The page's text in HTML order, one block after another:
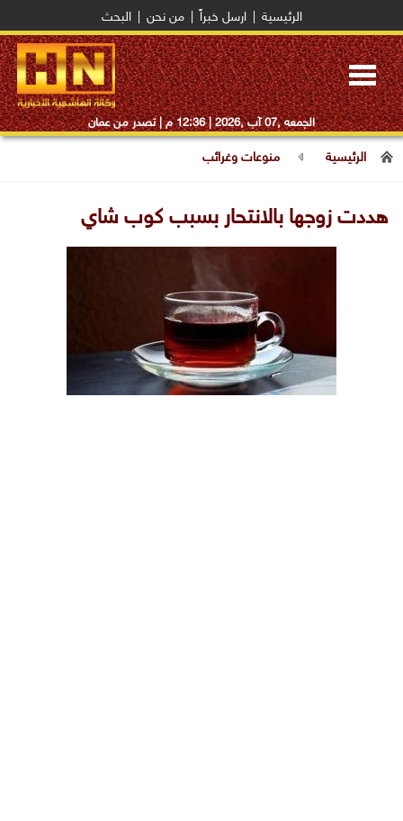
الرئيسية ارسل خبراً من نحن البحث
Toggle
navigation
الجمعه ,07 آب ,2026 | 12:36 م | تصدر من عمان
الرئيسية منوعات وغرائب
هددت زوجها بالانتحار بسبب كوب شاي